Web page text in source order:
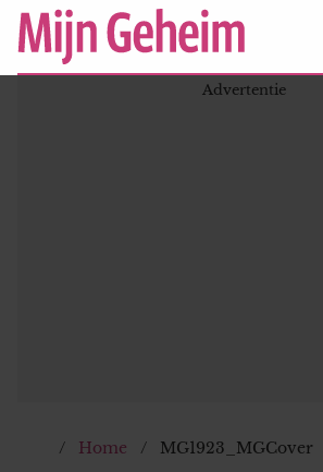
Home MG1923_MGCover